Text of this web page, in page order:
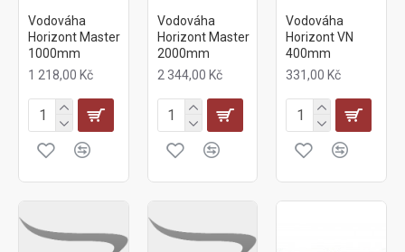
Vodováha
Horizont Master
1000mm
1 218,00 Kč
Vodováha
Horizont Master
2000mm
2 344,00 Kč
Vodováha
Horizont VN
400mm
331,00 Kč